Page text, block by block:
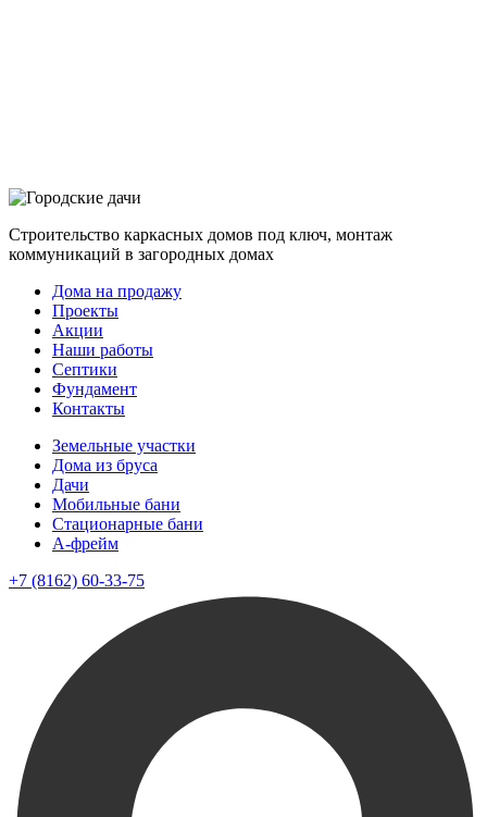
Строительство каркасных домов под ключ, монтаж
коммуникаций в загородных домах
Дома на продажу
Проекты
Акции
Наши работы
Септики
Фундамент
Контакты
Земельные участки
Дома из бруса
Дачи
Мобильные бани
Стационарные бани
A-фрейм
+7 (8162) 60-33-75